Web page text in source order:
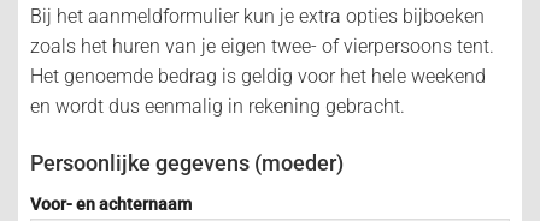
Bij het aanmeldformulier kun je extra opties bijboeken
zoals het huren van je eigen twee- of vierpersoons tent.
Het genoemde bedrag is geldig voor het hele weekend
en wordt dus eenmalig in rekening gebracht.
Persoonlijke gegevens (moeder)
Voor- en achternaam